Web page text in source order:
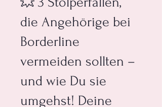
die Angehörige bei
Borderline
vermeiden sollten –
und wie Du sie
umgehst! Deine